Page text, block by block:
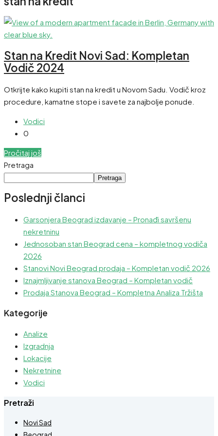
Stan na Kredit Novi Sad: Kompletan
Vodič 2024
Otkrijte kako kupiti stan na kredit u Novom Sadu. Vodič kroz
procedure, kamatne stope i savete za najbolje ponude.
Vodici
0
Pročitaj još
Pretraga
Pretraga
Poslednji članci
Garsonjera Beograd izdavanje – Pronađi savršenu
nekretninu
Jednosoban stan Beograd cena – kompletnog vodiča
2026
Stanovi Novi Beograd prodaja – Kompletan vodič 2026
Iznajmljivanje stanova Beograd – Kompletan vodič
Prodaja Stanova Beograd – Kompletna Analiza Tržišta
Kategorije
Analize
Izgradnja
Lokacije
Nekretnine
Vodici
Pretraži
Novi Sad